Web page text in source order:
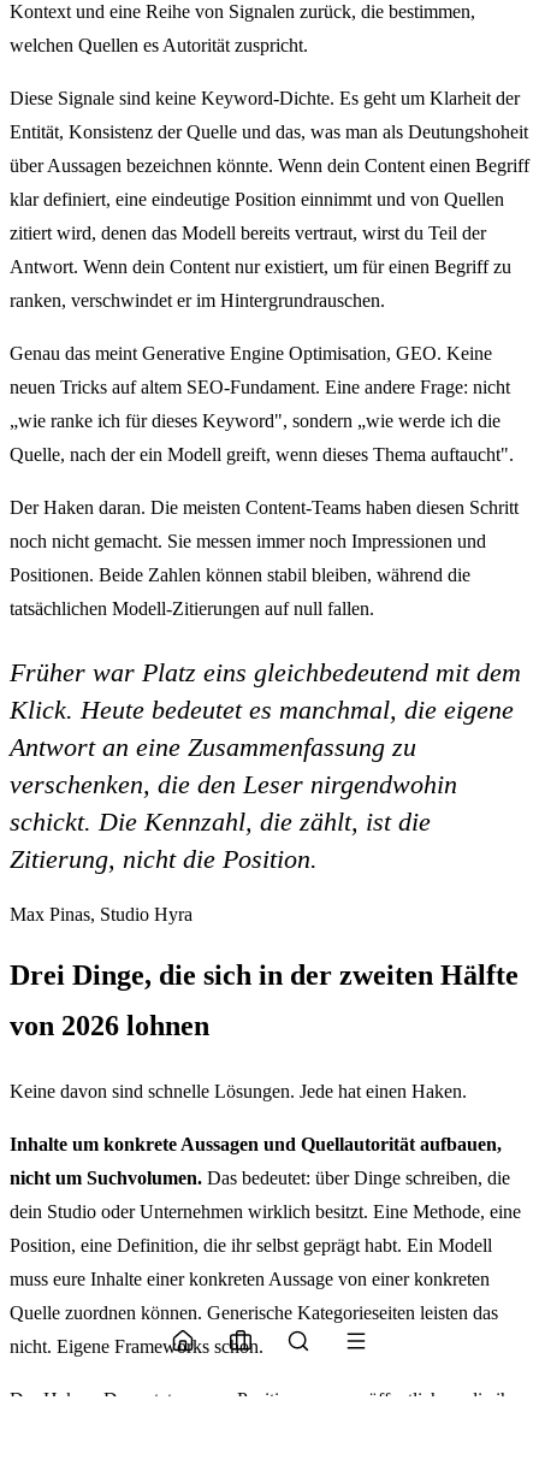
Kontext und eine Reihe von Signalen zurück, die bestimmen,
welchen Quellen es Autorität zuspricht.
Diese Signale sind keine Keyword-Dichte. Es geht um Klarheit der
Entität, Konsistenz der Quelle und das, was man als Deutungshoheit
über Aussagen bezeichnen könnte. Wenn dein Content einen Begriff
klar definiert, eine eindeutige Position einnimmt und von Quellen
zitiert wird, denen das Modell bereits vertraut, wirst du Teil der
Antwort. Wenn dein Content nur existiert, um für einen Begriff zu
ranken, verschwindet er im Hintergrundrauschen.
Genau das meint Generative Engine Optimisation, GEO. Keine
neuen Tricks auf altem SEO-Fundament. Eine andere Frage: nicht
„wie ranke ich für dieses Keyword", sondern „wie werde ich die
Quelle, nach der ein Modell greift, wenn dieses Thema auftaucht".
Der Haken daran. Die meisten Content-Teams haben diesen Schritt
noch nicht gemacht. Sie messen immer noch Impressionen und
Positionen. Beide Zahlen können stabil bleiben, während die
tatsächlichen Modell-Zitierungen auf null fallen.
Früher war Platz eins gleichbedeutend mit dem
Klick. Heute bedeutet es manchmal, die eigene
Antwort an eine Zusammenfassung zu
verschenken, die den Leser nirgendwohin
schickt. Die Kennzahl, die zählt, ist die
Zitierung, nicht die Position.
Max Pinas, Studio Hyra
Drei Dinge, die sich in der zweiten Hälfte
von 2026 lohnen
Keine davon sind schnelle Lösungen. Jede hat einen Haken.
Inhalte um konkrete Aussagen und Quellautorität aufbauen,
nicht um Suchvolumen. Das bedeutet: über Dinge schreiben, die
dein Studio oder Unternehmen wirklich besitzt. Eine Methode, eine
Position, eine Definition, die ihr selbst geprägt habt. Ein Modell
muss eure Inhalte einer konkreten Aussage von einer konkreten
Quelle zuordnen können. Generische Kategorieseiten leisten das
nicht. Eigene Frameworks schon.
Der Haken. Das setzt voraus, Positionen zu veröffentlichen, die ihr